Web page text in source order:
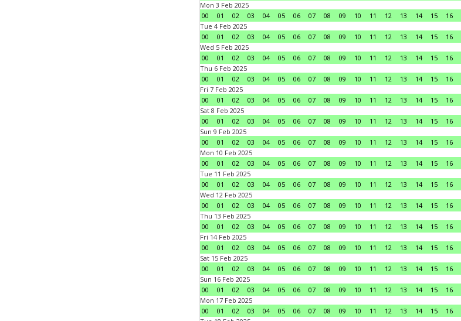
Mon 3 Feb 2025
00
01 02 03 04 05 06 07 08 09 10 11 12 13 14 15 16
Tue 4 Feb 2025
00
01 02 03 04 05 06 07 08 09 10 11 12 13 14 15 16
Wed 5 Feb 2025
00
01 02 03 04 05 06 07 08 09 10 11 12 13 14 15 16
Thu 6 Feb 2025
00
01 02 03 04 05 06 07 08 09 10 11 12 13 14 15 16
Fri 7 Feb 2025
00
01 02 03 04 05 06 07 08 09 10 11 12 13 14 15 16
Sat 8 Feb 2025
00
01 02 03 04 05 06 07 08 09 10 11 12 13 14 15 16
Sun 9 Feb 2025
00
01 02 03 04 05 06 07 08 09 10 11 12 13 14 15 16
Mon 10 Feb 2025
00
01 02 03 04 05 06 07 08 09 10 11 12 13 14 15 16
Tue 11 Feb 2025
00
01 02 03 04 05 06 07 08 09 10 11 12 13 14 15 16
Wed 12 Feb 2025
00
01 02 03 04 05 06 07 08 09 10 11 12 13 14 15 16
Thu 13 Feb 2025
00
01 02 03 04 05 06 07 08 09 10 11 12 13 14 15 16
Fri 14 Feb 2025
00
01 02 03 04 05 06 07 08 09 10 11 12 13 14 15 16
Sat 15 Feb 2025
00
01 02 03 04 05 06 07 08 09 10 11 12 13 14 15 16
Sun 16 Feb 2025
00
01 02 03 04 05 06 07 08 09 10 11 12 13 14 15 16
Mon 17 Feb 2025
00
01 02 03 04 05 06 07 08 09 10 11 12 13 14 15 16